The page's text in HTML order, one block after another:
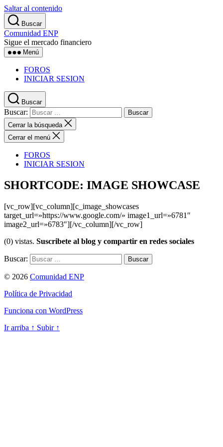
Saltar al contenido
Buscar
Comunidad ENP
Sigue el mercado financiero
Menú
FOROS
INICIAR SESION
Buscar
Buscar:
Cerrar la búsqueda
Cerrar el menú
FOROS
INICIAR SESION
SHORTCODE: IMAGE SHOWCASE
[vc_row][vc_column][c_image_showcases
target_url=»https://www.google.com/» image1_url=»6781″
image2_url=»6783″][/vc_column][/vc_row]
(0) vistas. Suscribete al blog y compartir en redes sociales
Buscar:
© 2026 Comunidad ENP
Política de Privacidad
Funciona con WordPress
Ir arriba ↑ Subir ↑